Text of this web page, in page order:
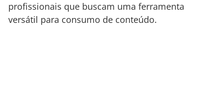
profissionais que buscam uma ferramenta
versátil para consumo de conteúdo.